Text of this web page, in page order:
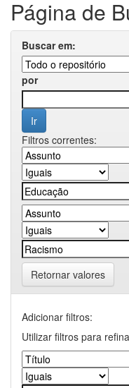
Página de
Buscar em:
por
Filtros correntes:
Retornar valores
Adicionar filtros:
Utilizar filtros para